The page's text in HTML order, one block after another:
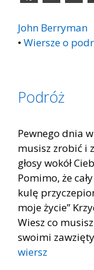
John Berryman
• Wiersze o
Podróż
Pewnego dnia
musisz zrobić i
głosy wokół
Pomimo, że
kulę
moje życie”
Wiesz co
swoimi
wiersz